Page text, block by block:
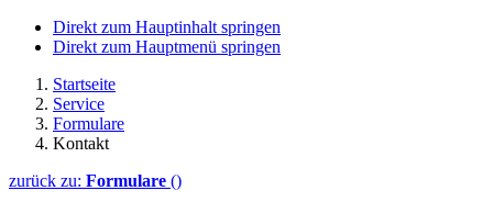
Direkt zum Hauptinhalt springen
Direkt zum Hauptmenü springen
Startseite
Service
Formulare
Kontakt
zurück zu: Formulare ()